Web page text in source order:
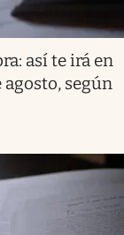
así te irá en
agosto, según